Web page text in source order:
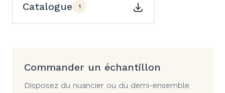
Catalogue 1
Commander un échantillon
Disposez du nuancier ou du demi-ensemble